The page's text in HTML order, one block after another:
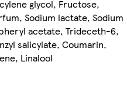
glycol, Fructose,
Sodium lactate, Sodium
acetate, Trideceth-6,
salicylate, Coumarin,
Linalool